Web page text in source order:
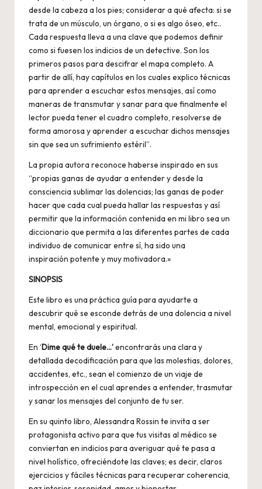
desde la cabeza a los pies; considerar a qué afecta: si se
trata de un músculo, un órgano, o si es algo óseo, etc..
Cada respuesta lleva a una clave que podemos definir
como si fuesen los indicios de un detective. Son los
primeros pasos para descifrar el mapa completo. A
partir de allí, hay capítulos en los cuales explico técnicas
para aprender a escuchar estos mensajes, así como
maneras de transmutar y sanar para que finalmente el
lector pueda tener el cuadro completo, resolverse de
forma amorosa y aprender a escuchar dichos mensajes
sin que sea un sufrimiento estéril”.
La propia autora reconoce haberse inspirado en sus
“propias ganas de ayudar a entender y desde la
consciencia sublimar las dolencias; las ganas de poder
hacer que cada cual pueda hallar las respuestas y así
permitir que la información contenida en mi libro sea un
diccionario que permita a las diferentes partes de cada
individuo de comunicar entre sí, ha sido una
inspiración potente y muy motivadora.»
SINOPSIS
Este libro es una práctica guía para ayudarte a
descubrir qué se esconde detrás de una dolencia a nivel
mental, emocional y espiritual.
En ‘Dime qué te duele…’encontrarás una clara y
detallada decodificación para que las molestias, dolores,
accidentes, etc., sean el comienzo de un viaje de
introspección en el cual aprendes a entender, trasmutar
y sanar los mensajes del conjunto de tu ser.
En su quinto libro, Alessandra Rossin te invita a ser
protagonista activo para que tus visitas al médico se
conviertan en indicios para averiguar qué te pasa a
nivel holístico, ofreciéndote las claves; es decir, claros
ejercicios y fáciles técnicas para recuperar coherencia,